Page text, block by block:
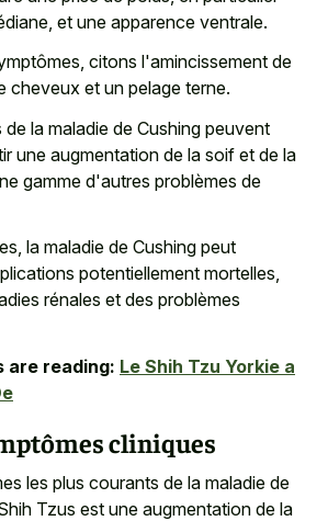
et une apparence ventrale.
citons l'amincissement de
cheveux et un pelage terne.
la maladie de Cushing peuvent
une augmentation de la soif et de la
gamme d'autres problèmes de
la maladie de Cushing peut
potentiellement mortelles,
rénales et des problèmes
are reading: Le Shih Tzu Yorkie a
cliniques
les plus courants de la maladie de
Tzus est une augmentation de la